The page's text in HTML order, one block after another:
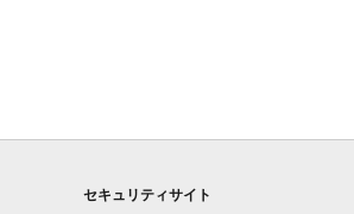
セキュリティサイト